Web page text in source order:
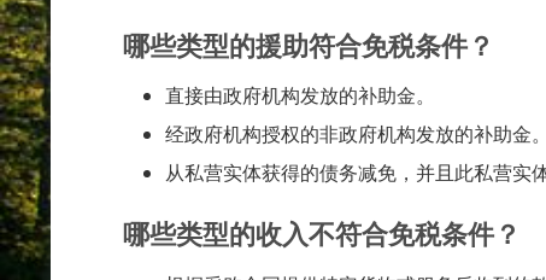
哪些类型的援助符合免税条件？
直接由政府机构发放的补助金。
经政府机构授权的非政府机构发放的补助金。
从私营实体获得的债务减免，并且此私营实
哪些类型的收入不符合免税条件？